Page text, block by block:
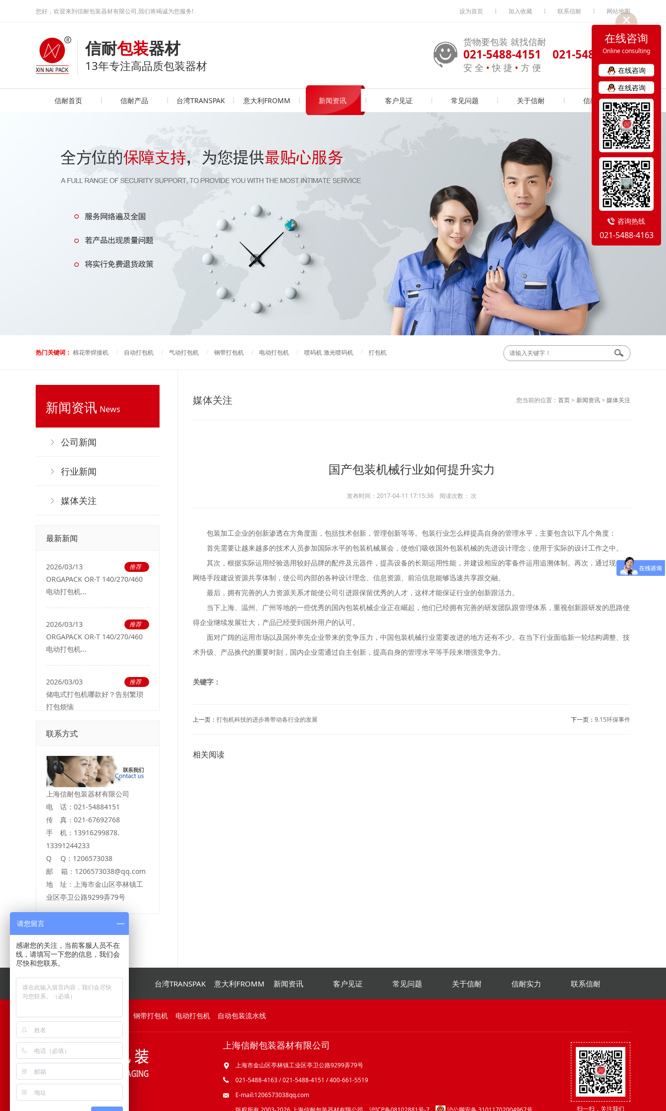
您好，欢迎来到信耐包装器材有限公司,我们将竭诚为您服务! 设为首页 加入收藏 联系信耐 网站地图
信耐包装器材
13年专注高品质包装器材
货物要包装 就找信耐
021-5488-4151 021-5488-4163
安 全 • 快 捷 • 方 便
信耐首页 信耐产品 台湾TRANSPAK 意大利FROMM 新闻资讯 客户见证 常见问题 关于信耐 信耐实力
热门关键词： 棉花带焊接机 / 自动打包机 / 气动打包机 / 钢带打包机 / 电动打包机 / 喷码机 激光喷码机 / 打包机
新闻资讯 News
公司新闻
行业新闻
媒体关注
最新新闻
推荐
2026/03/13
ORGAPACK OR-T 140/270/460
电动打包机...
推荐
2026/03/13
ORGAPACK OR-T 140/270/460
电动打包机...
推荐
2026/03/03
储电式打包机哪款好？告别繁琐
打包烦恼
联系方式
上海信耐包装器材有限公司
电 话：021-54884151
传 真：021-67692768
手 机：13916299878.
13391244233
Q Q：1206573038
邮 箱：1206573038@qq.com
地 址：上海市金山区亭林镇工
业区亭卫公路9299弄79号
您当前的位置： 首页> 新闻资讯> 媒体关注
媒体关注
国产包装机械行业如何提升实力
发布时间：2017-04-11 17:15:36 阅读次数： 次
包装加工企业的创新渗透在方角度面，包括技术创新，管理创新等等。包装行业怎么样提高自身的管理水平，主要包含以下几个角度：
首先需要让越来越多的技术人员参加国际水平的包装机械展会，使他们吸收国外包装机械的先进设计理念，使用于实际的设计工作之中。
其次，根据实际运用经验选用较好品牌的配件及元器件，提高设备的长期运用性能，并建设相应的零备件运用追溯体制。再次，通过现代化
网络手段建设资源共享体制，使公司内部的各种设计理念、信息资源、前沿信息能够迅速共享跟交融。
最后，拥有完善的人力资源关系才能使公司引进跟保留优秀的人才，这样才能保证行业的创新跟活力。
当下上海、温州、广州等地的一些优秀的国内包装机械企业正在崛起，他们已经拥有完善的研发团队跟管理体系，重视创新跟研发的思路使
得企业继续发展壮大，产品已经受到国外用户的认可。
面对广阔的运用市场以及国外率先企业带来的竞争压力，中国包装机械行业需要改进的地方还有不少。在当下行业面临新一轮结构调整、技
术升级、产品换代的重要时刻，国内企业需通过自主创新，提高自身的管理水平等手段来增强竞争力。
关键字：
下一页： 9.15环保事件
上一页： 打包机科技的进步将带动各行业的发展
相关阅读
信耐首页 信耐产品 台湾TRANSPAK 意大利FROMM 新闻资讯 客户见证 常见问题 关于信耐 信耐实力 联系信耐
友情链接：气动钢带打包机 钢带打包机 电动打包机 自动包装流水线
扫一扫，关注我们
上海信耐包装器材有限公司
上海市金山区亭林镇工业区亭卫公路9299弄79号
021-5488-4163 / 021-5488-4151 / 400-661-5519
E-mail:1206573038qq.com
在线咨询
Online consulting
在线咨询
在线咨询
咨询热线
021-5488-4163
请您留言
感谢您的关注，当前客服人员不在
线，请填写一下您的信息，我们会
尽快和您联系。